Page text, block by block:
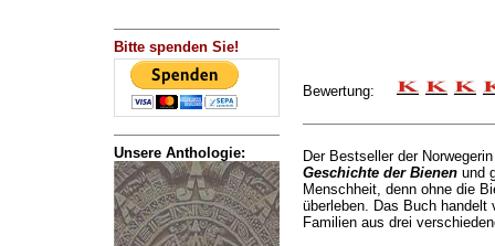
Bitte spenden Sie!
Unsere Anthologie:
Bewertung:
Der Bestseller der
Geschichte der Bienenund
Menschheit, denn ohne die
überleben. Das Buch handelt
Familien aus drei